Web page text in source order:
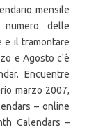
mensile
delle
e il tramontare
e Agosto c'è
Encuentre
marzo 2007,
– online
Calendars –